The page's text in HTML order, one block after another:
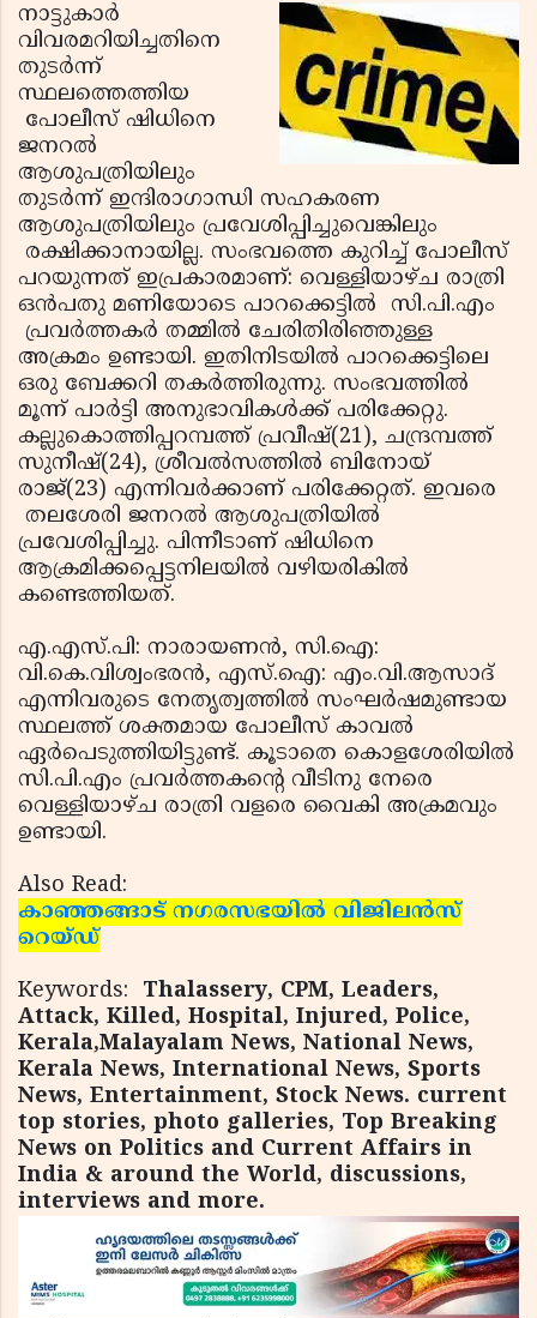
നാട്ടുകാര്‍
വിവരമറിയിച്ചതിനെ
തുടര്‍ന്ന്
സ്ഥലത്തെത്തിയ
പോലീസ് ഷിധിനെ
ജനറല്‍
ആശുപത്രിയിലും
തുടര്‍ന്ന് ഇന്ദിരാഗാന്ധി സഹകരണ
ആശുപത്രിയിലും പ്രവേശിപ്പിച്ചുവെങ്കിലും
രക്ഷിക്കാനായില്ല. സംഭവത്തെ കുറിച്ച് പോലീസ്
പറയുന്നത് ഇപ്രകാരമാണ്: വെള്ളിയാഴ്ച രാത്രി
ഒന്‍പതു മണിയോടെ പാറക്കെട്ടില്‍ സി.പി.എം
പ്രവര്‍ത്തകര്‍ തമ്മില്‍ ചേരിതിരിഞ്ഞുള്ള
അക്രമം ഉണ്ടായി. ഇതിനിടയില്‍ പാറക്കെട്ടിലെ
ഒരു ബേക്കറി തകര്‍ത്തിരുന്നു. സംഭവത്തില്‍
മൂന്ന് പാര്‍ട്ടി അനുഭാവികള്‍ക്ക് പരിക്കേറ്റു.
കല്ലുകൊത്തിപ്പറമ്പത്ത് പ്രവീഷ്(21), ചന്ദ്രമ്പത്ത്
സുനീഷ്(24), ശ്രീവല്‍സത്തില്‍ ബിനോയ്
രാജ്(23) എന്നിവര്‍ക്കാണ് പരിക്കേറ്റത്. ഇവരെ
തലശേരി ജനറല്‍ ആശുപത്രിയില്‍
പ്രവേശിപ്പിച്ചു. പിന്നീടാണ് ഷിധിനെ
ആക്രമിക്കപ്പെട്ടനിലയില്‍ വഴിയരികില്‍
കണ്ടെത്തിയത്.
എ.എസ്.പി: നാരായണന്‍, സി.ഐ:
വി.കെ.വിശ്വംഭരന്‍, എസ്.ഐ: എം.വി.ആസാദ്
എന്നിവരുടെ നേതൃത്വത്തില്‍ സംഘര്‍ഷമുണ്ടായ
സ്ഥലത്ത് ശക്തമായ പോലീസ് കാവല്‍
ഏര്‍പെടുത്തിയിട്ടുണ്ട്. കൂടാതെ കൊളശേരിയില്‍
സി.പി.എം പ്രവര്‍ത്തകന്റെ വീടിനു നേരെ
വെള്ളിയാഴ്ച രാത്രി വളരെ വൈകി അക്രമവും
ഉണ്ടായി.
Also Read:
കാഞ്ഞങ്ങാട് നഗരസഭയില്‍ വിജിലന്‍സ്
റെയ്ഡ്
Keywords: Thalassery, CPM, Leaders,
Attack, Killed, Hospital, Injured, Police,
Kerala,Malayalam News, National News,
Kerala News, International News, Sports
News, Entertainment, Stock News. current
top stories, photo galleries, Top Breaking
News on Politics and Current Affairs in
India & around the World, discussions,
interviews and more.